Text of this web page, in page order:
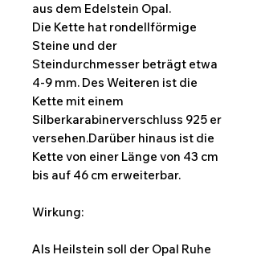
aus dem Edelstein Opal.
Die Kette hat rondellförmige
Steine und der
Steindurchmesser beträgt etwa
4-9 mm. Des Weiteren ist die
Kette mit einem
Silberkarabinerverschluss 925 er
versehen.Darüber hinaus ist die
Kette von einer Länge von 43 cm
bis auf 46 cm erweiterbar.
Wirkung:
Als Heilstein soll der Opal Ruhe